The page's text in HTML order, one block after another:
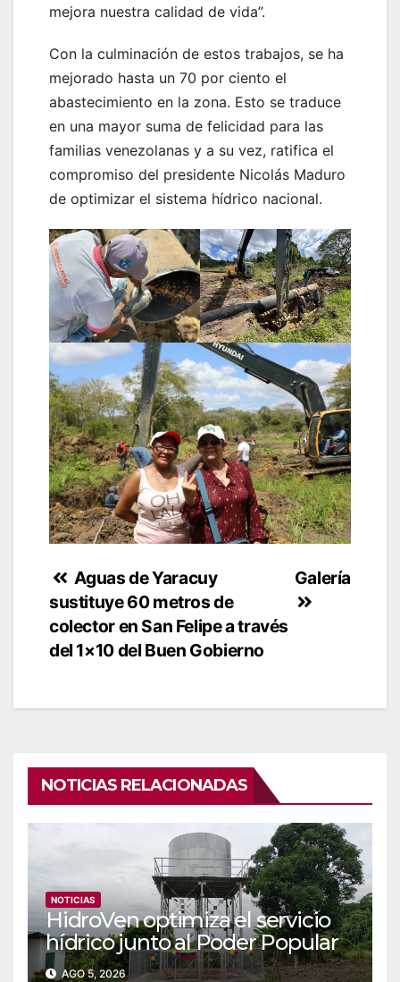
mejora nuestra calidad de vida”.
Con la culminación de estos trabajos, se ha
mejorado hasta un 70 por ciento el
abastecimiento en la zona. Esto se traduce
en una mayor suma de felicidad para las
familias venezolanas y a su vez, ratifica el
compromiso del presidente Nicolás Maduro
de optimizar el sistema hídrico nacional.
Navegación
de
entradas
Galería
Aguas de Yaracuy
sustituye 60 metros de
colector en San Felipe a través
del 1×10 del Buen Gobierno
NOTICIAS RELACIONADAS
NOTICIAS
‎‎HidroVen optimiza el servicio
hídrico junto al Poder Popular
en Amazonas
AGO 5, 2026